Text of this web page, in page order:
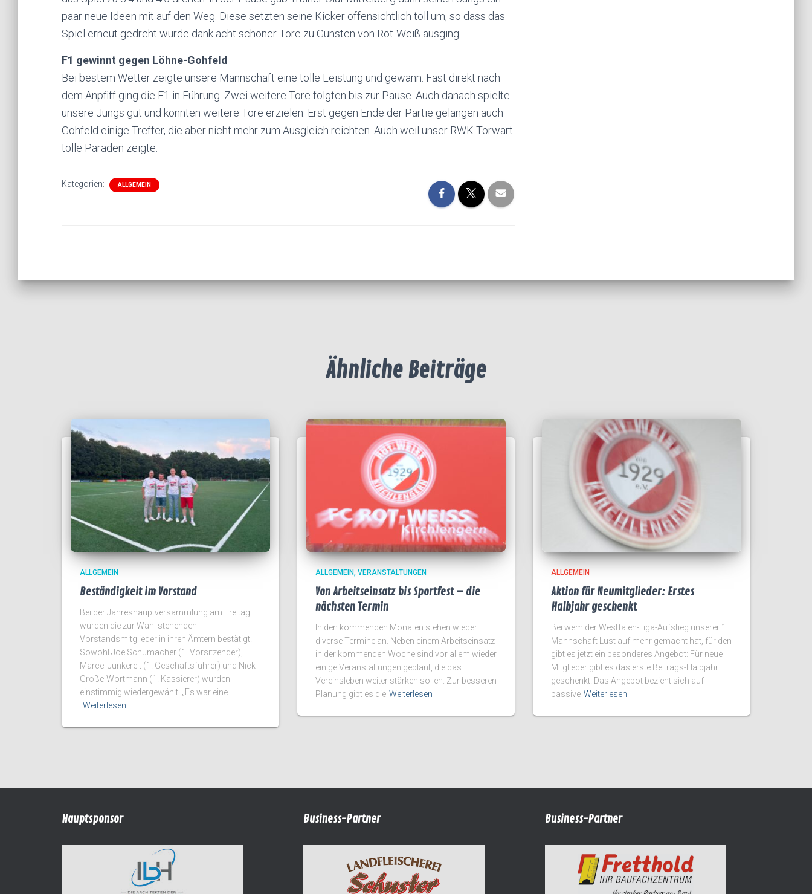
paar neue Ideen mit auf den Weg. Diese setzten seine Kicker offensichtlich toll um, so dass das
Spiel erneut gedreht wurde dank acht schöner Tore zu Gunsten von Rot-Weiß ausging.
F1 gewinnt gegen Löhne-Gohfeld
Bei bestem Wetter zeigte unsere Mannschaft eine tolle Leistung und gewann. Fast direkt nach
dem Anpfiff ging die F1 in Führung. Zwei weitere Tore folgten bis zur Pause. Auch danach spielte
unsere Jungs gut und konnten weitere Tore erzielen. Erst gegen Ende der Partie gelangen auch
Gohfeld einige Treffer, die aber nicht mehr zum Ausgleich reichten. Auch weil unser RWK-Torwart
tolle Paraden zeigte.
Kategorien: ALLGEMEIN
Ähnliche Beiträge
ALLGEMEIN
Beständigkeit im Vorstand
Bei der Jahreshauptversammlung am Freitag
wurden die zur Wahl stehenden
Vorstandsmitglieder in ihren Ämtern bestätigt.
Sowohl Joe Schumacher (1. Vorsitzender),
Marcel Junkereit (1. Geschäftsführer) und Nick
Große-Wortmann (1. Kassierer) wurden
einstimmig wiedergewählt. „Es war eine
Weiterlesen
ALLGEMEIN VERANSTALTUNGEN
Von Arbeitseinsatz bis Sportfest – die
nächsten Termin
In den kommenden Monaten stehen wieder
diverse Termine an. Neben einem Arbeitseinsatz
in der kommenden Woche sind vor allem wieder
einige Veranstaltungen geplant, die das
Vereinsleben weiter stärken sollen. Zur besseren
Planung gibt es die Weiterlesen
ALLGEMEIN
Aktion für Neumitglieder: Erstes
Halbjahr geschenkt
Bei wem der Westfalen-Liga-Aufstieg unserer 1.
Mannschaft Lust auf mehr gemacht hat, für den
gibt es jetzt ein besonderes Angebot: Für neue
Mitglieder gibt es das erste Beitrags-Halbjahr
geschenkt! Das Angebot bezieht sich auf
passive Weiterlesen
Hauptsponsor Business-Partner Business-Partner